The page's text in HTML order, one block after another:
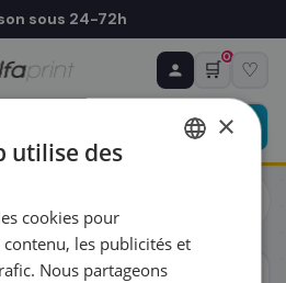
sous 24-72h
🛒
0
♡
Éco-certifié
achat — notre équipe
personnalisé
×
utilise des
cookies pour
les publicités et
Nous partageons